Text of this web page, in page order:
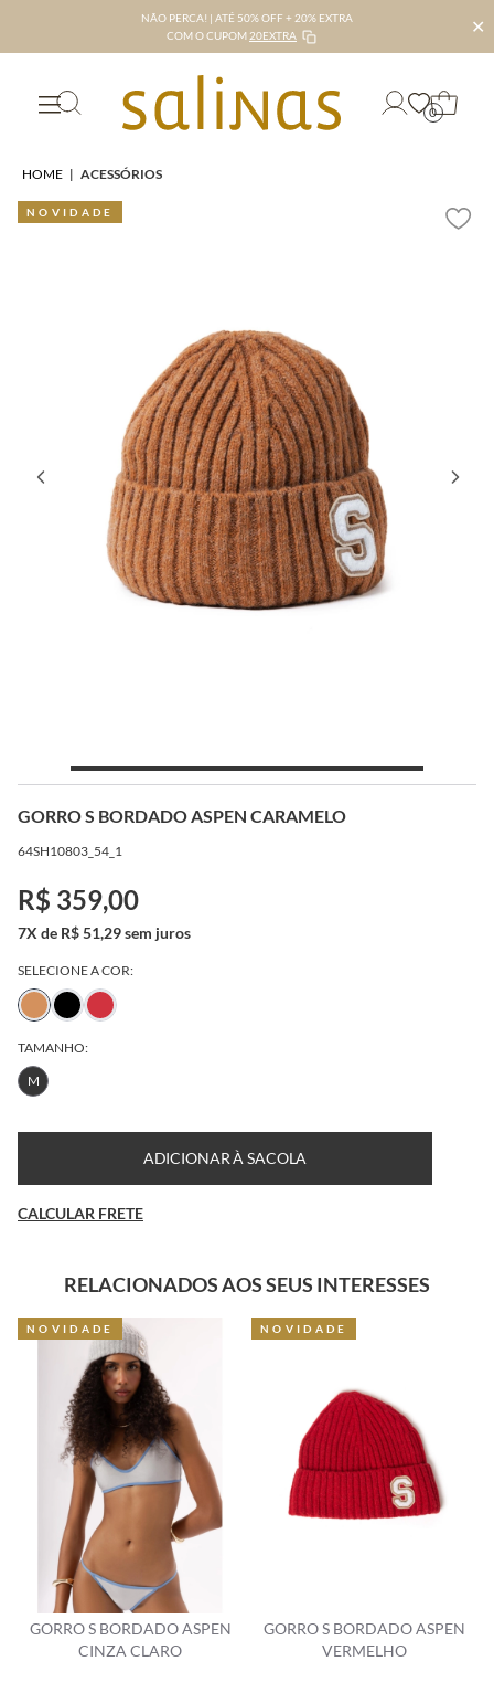
NÃO PERCA! | ATÉ 50% OFF + 20% EXTRA
COM O CUPOM 20EXTRA ✕
0
HOME | ACESSÓRIOS
NOVIDADE
GORRO S BORDADO ASPEN CARAMELO
64SH10803_54_1
R$ 359,00
7X de R$ 51,29 sem juros
SELECIONE A COR:
TAMANHO:
M
ADICIONAR À SACOLA
CALCULAR FRETE
RELACIONADOS AOS SEUS INTERESSES
GORRO S BORDADO ASPEN
VERMELHO
NOVIDADE
CACHECOL JACQUARD
ASPEN CARAMELO
NOVIDADE